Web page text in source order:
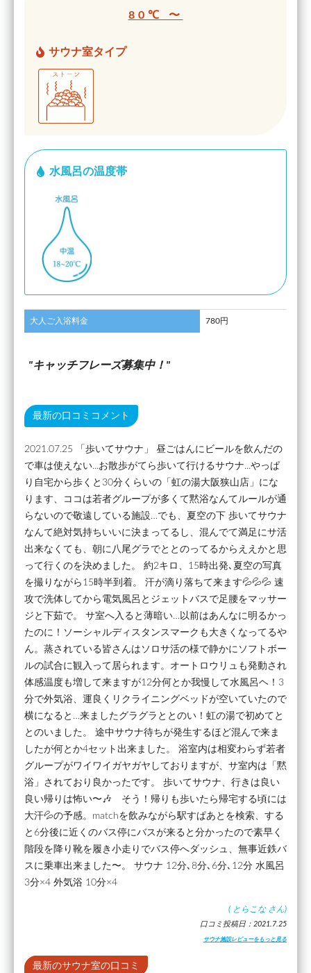
80℃ 〜
サウナ室タイプ
水風呂の温度帯
大人ご入浴料金 780円
キャッチフレーズ募集中！
最新の口コミコメント
2021.07.25 「歩いてサウナ」 昼ごはんにビールを飲んだの
で車は使えない...お散歩がてら歩いて行けるサウナ...やっぱ
り自宅から歩くと30分くらいの「虹の湯大阪狭山店」にな
ります、ココは若者グループが多くて黙浴なんてルールが通
らないので敬遠している施設…でも、夏空の下 歩いてサウナ
なんて絶対気持ちいいに決まってるし、混んでて満足にサ活
出来なくても、朝に八尾グラでととのってるからええかと思
って行くのを決めました。 約2キロ、15時出発､夏空の写真
を撮りながら15時半到着。 汗が滴り落ちて来ます💦💦💦 速
攻で洗体してから電気風呂とジェットバスで足腰をマッサー
ジと下茹で。 サ室へ入ると薄暗い…以前はあんなに明るかっ
たのに！ソーシャルディスタンスマークも大きくなってるや
ん。蒸されている皆さんはソロサ活の様で静かにソフトボー
ルの試合に観入って居られます。オートロウリュも発動され
体感温度も増して来ますが12分何とか我慢して水風呂ヘ！3
分で外気浴、運良くリクライニングベッドが空いていたので
横になると…来ましたグラグラととのい！虹の湯で初めてと
とのいました。 途中サウナ待ちが発生するほど混んで来ま
したが何とか4セット出来ました。 浴室内は相変わらず若者
グループがワイワイガヤガヤしておりますが、サ室内は「黙
浴」されており良かったです。 歩いてサウナ、行きは良い
良い帰りは怖い〜🎶 そう！帰りも歩いたら帰宅する頃には
大汗💦の予感。matchを飲みながら駅すぱあとを検索、する
と6分後に近くのバス停にバスが来ると分かったので素早く
階段を降り靴を履き小走りでバス停へダッシュ、無事近鉄バ
スに乗車出来ました〜。 サウナ 12分､8分､6分､12分 水風呂
3分×4 外気浴 10分×4
( とらこな さん)
口コミ投稿日：2021.7.25
サウナ施設レビューをもっと見る
最新のサウナ室の口コミ